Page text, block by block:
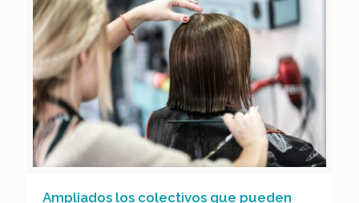
Ampliados los colectivos que pueden